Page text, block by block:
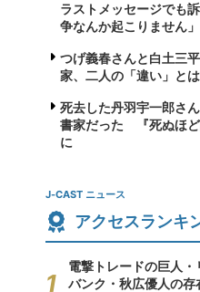
ラストメッセージでも
争なんか起こりません」
つげ義春さんと白土三
家、二人の「違い」とは
死去した丹羽宇一郎さ
書家だった 『死ぬほ
に
J-CAST ニュース
アクセスランキ
電撃トレードの巨人・
バンク・秋広優人の